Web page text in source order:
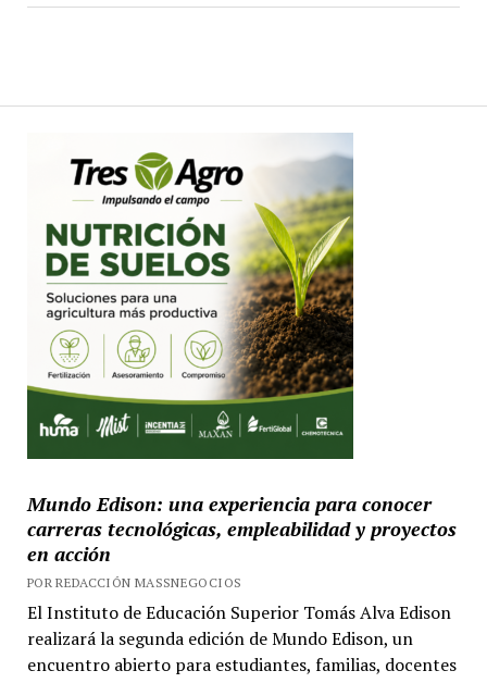
Mundo Edison: una experiencia para conocer
carreras tecnológicas, empleabilidad y proyectos
en acción
POR REDACCIÓN MASSNEGOCIOS
El Instituto de Educación Superior Tomás Alva Edison
realizará la segunda edición de Mundo Edison, un
encuentro abierto para estudiantes, familias, docentes